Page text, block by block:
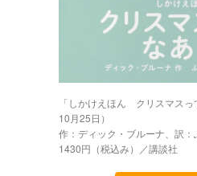
「しかけえほん クリスマス
10月25日）
作：ディック・ブルーナ、訳：
1430円（税込み）／講談社